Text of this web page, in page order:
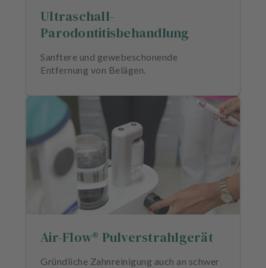
Ultraschall-
Parodontitisbehandlung
Sanftere und gewebeschonende
Entfernung von Belägen.
Air-Flow® Pulverstrahlgerät
Gründliche Zahnreinigung auch an schwer